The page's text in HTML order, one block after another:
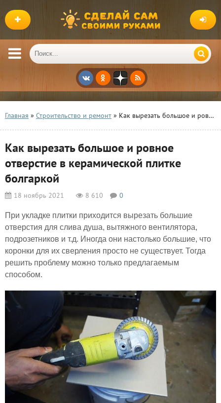
Главная » Строительство и ремонт » Как вырезать большое и ровное отверстие в керамической плитке болгаркой
Как вырезать большое и ровное
отверстие в керамической плитке
болгаркой
18 ноябрь 2021 8 610 0
При укладке плитки приходится вырезать большие
отверстия для слива душа, вытяжного вентилятора,
подрозетников и т.д. Иногда они настолько большие, что
коронки для их сверления просто не существует. Тогда
решить проблему можно только предлагаемым
способом.